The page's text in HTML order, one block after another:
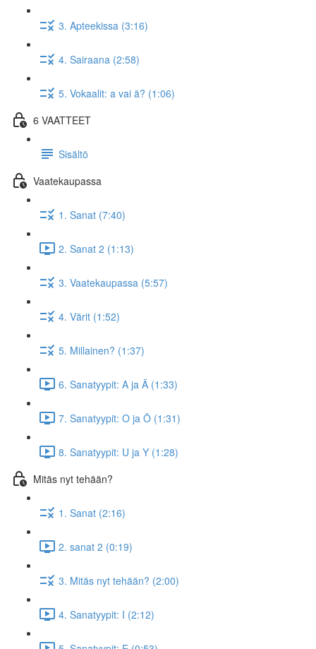
3. Apteekissa (3:16)
4. Sairaana (2:58)
5. Vokaalit: a vai ä? (1:06)
6 VAATTEET
Sisältö
Vaatekaupassa
1. Sanat (7:40)
2. Sanat 2 (1:13)
3. Vaatekaupassa (5:57)
4. Värit (1:52)
5. Millainen? (1:37)
6. Sanatyypit: A ja Ä (1:33)
7. Sanatyypit: O ja Ö (1:31)
8. Sanatyypit: U ja Y (1:28)
Mitäs nyt tehään?
1. Sanat (2:16)
2. sanat 2 (0:19)
3. Mitäs nyt tehään? (2:00)
4. Sanatyypit: I (2:12)